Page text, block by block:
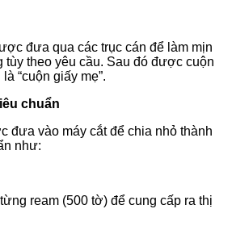
đưa qua các trục cán để làm mịn
tùy theo yêu cầu. Sau đó được cuộn
“cuộn giấy mẹ”.
chuẩn
đưa vào máy cắt để chia nhỏ thành
như:
ream (500 tờ) để cung cấp ra thị